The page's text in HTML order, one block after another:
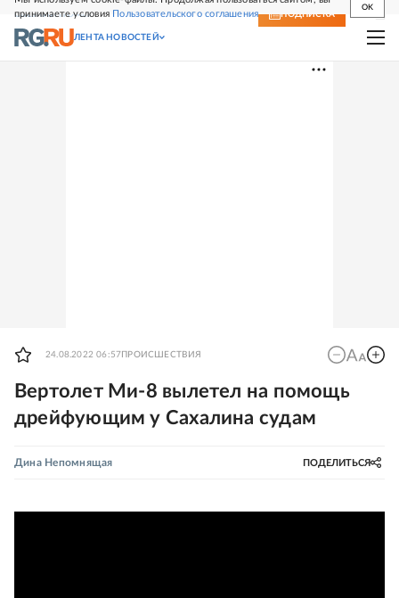
принимаете условия Пользовательского соглашения
OK
СВЕЖИЙ НОМЕР ПОДПИСКА
ЛЕНТА НОВОСТЕЙ
24.08.2022 06:57 ПРОИСШЕСТВИЯ
Вертолет Ми-8 вылетел на помощь
дрейфующим у Сахалина судам
Дина Непомнящая ПОДЕЛИТЬСЯ